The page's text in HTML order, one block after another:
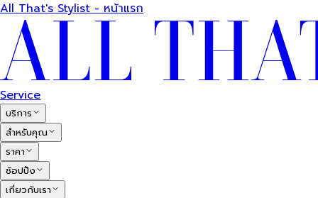
All That's Stylist - หน้าแรก
Service
บริการ
สำหรับคุณ
ราคา
ช้อปปิ้ง
เกี่ยวกับเรา